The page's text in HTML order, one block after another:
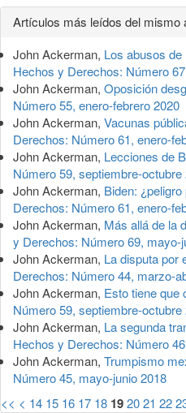
Detalles
del
artículo
Artículos más leídos del mismo
John Ackerman, Los abusos
Hechos y Derechos: Número
John Ackerman, Oposición
Número 55, enero-febrero 2020
John Ackerman, Vacunas
Derechos: Número 61, enero-
John Ackerman, Lecciones de
Número 59, septiembre-octubre
John Ackerman, Biden:
Derechos: Número 61, enero-
John Ackerman, Más allá de la
y Derechos: Número 69, mayo-
John Ackerman, La disputa por
Derechos: Número 44, marzo-
John Ackerman, Esto tiene que
Número 59, septiembre-octubre
John Ackerman, La segunda
Hechos y Derechos: Número
John Ackerman, Trumpismo
Número 45, mayo-junio 2018
<< < 14 15 16 17 18 192021 22